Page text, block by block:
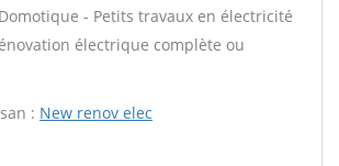
- Petits travaux en électricité
électrique complète ou
: New renov elec